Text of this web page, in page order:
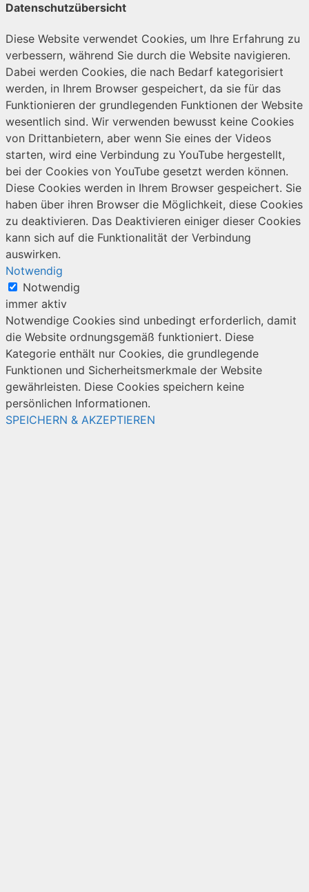
Datenschutzübersicht
Diese Website verwendet Cookies, um Ihre Erfahrung zu
verbessern, während Sie durch die Website navigieren.
Dabei werden Cookies, die nach Bedarf kategorisiert
werden, in Ihrem Browser gespeichert, da sie für das
Funktionieren der grundlegenden Funktionen der Website
wesentlich sind. Wir verwenden bewusst keine Cookies
von Drittanbietern, aber wenn Sie eines der Videos
starten, wird eine Verbindung zu YouTube hergestellt,
bei der Cookies von YouTube gesetzt werden können.
Diese Cookies werden in Ihrem Browser gespeichert. Sie
haben über ihren Browser die Möglichkeit, diese Cookies
zu deaktivieren. Das Deaktivieren einiger dieser Cookies
kann sich auf die Funktionalität der Verbindung
auswirken.
Notwendig
Notwendig
immer aktiv
Notwendige Cookies sind unbedingt erforderlich, damit
die Website ordnungsgemäß funktioniert. Diese
Kategorie enthält nur Cookies, die grundlegende
Funktionen und Sicherheitsmerkmale der Website
gewährleisten. Diese Cookies speichern keine
persönlichen Informationen.
SPEICHERN & AKZEPTIEREN